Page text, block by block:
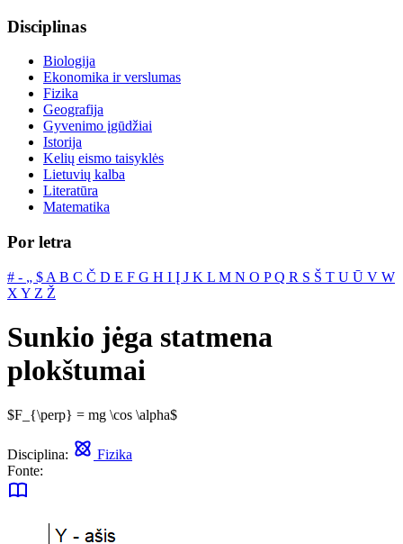
Disciplinas
Biologija
Ekonomika ir verslumas
Fizika
Geografija
Gyvenimo įgūdžiai
Istorija
Kelių eismo taisyklės
Lietuvių kalba
Literatūra
Matematika
Por letra
# ‐ „ $ A B C Č D E F G H I Į J K L M N O PQ R S Š T U Ū V W
X Y Z Ž
Sunkio jėga statmena
plokštumai
$F_{\perp} = mg \cos \alpha$
Disciplina:
Fizika
Fonte: